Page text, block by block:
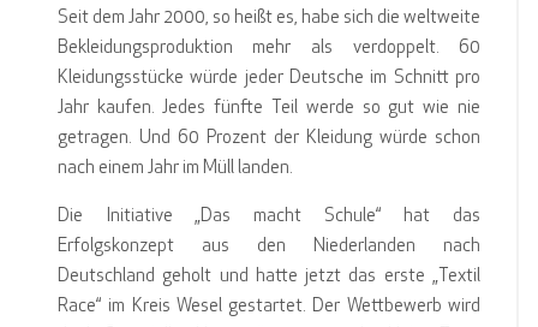
Seit dem Jahr 2000, so heißt es, habe sich die weltweite
Bekleidungsproduktion mehr als verdoppelt. 60
Kleidungsstücke würde jeder Deutsche im Schnitt pro
Jahr kaufen. Jedes fünfte Teil werde so gut wie nie
getragen. Und 60 Prozent der Kleidung würde schon
nach einem Jahr im Müll landen.
Die Initiative „Das macht Schule“ hat das
Erfolgskonzept aus den Niederlanden nach
Deutschland geholt und hatte jetzt das erste „Textil
Race“ im Kreis Wesel gestartet. Der Wettbewerb wird